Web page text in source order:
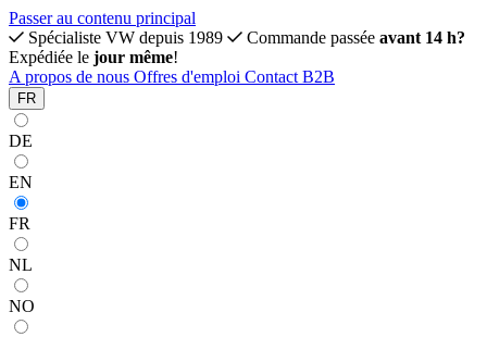
Passer au contenu principal
Spécialiste VW depuis 1989
Commande passée avant 14 h?
Expédiée le jour même!
A propos de nous Offres d'emploi Contact B2B
FR
DE
EN
FR
NL
NO